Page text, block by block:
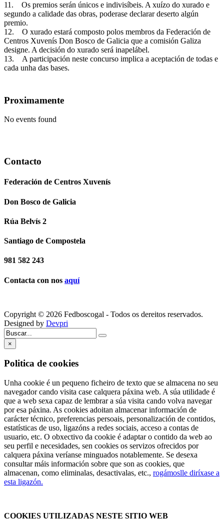
11. Os premios serán únicos e indivisíbeis. A xuízo do xurado e
segundo a calidade das obras, poderase declarar deserto algún
premio.
12. O xurado estará composto polos membros da Federación de
Centros Xuvenís Don Bosco de Galicia que a comisión Galiza
designe. A decisión do xurado será inapelábel.
13. A participación neste concurso implica a aceptación de todas e
cada unha das bases.
Proximamente
No events found
Contacto
Federación de Centros Xuvenís
Don Bosco de Galicia
Rúa Belvís 2
Santiago de Compostela
981 582 243
Contacta con nos aquí
Copyright © 2026 Fedboscogal - Todos os dereitos reservados.
Designed by Devpri
×
Politica de cookies
Unha cookie é un pequeno ficheiro de texto que se almacena no seu
navegador cando visita case calquera páxina web. A súa utilidade é
que a web sexa capaz de lembrar a súa visita cando volva navegar
por esa páxina. As cookies adoitan almacenar información de
carácter técnico, preferencias persoais, personalización de contidos,
estatísticas de uso, ligazóns a redes sociais, acceso a contas de
usuario, etc. O obxectivo da cookie é adaptar o contido da web ao
seu perfil e necesidades, sen cookies os servizos ofrecidos por
calquera páxina veríanse minguados notablemente. Se desexa
consultar máis información sobre que son as cookies, que
almacenan, como eliminalas, desactivalas, etc., rogámoslle diríxase a
esta ligazón.
COOKIES UTILIZADAS NESTE SITIO WEB